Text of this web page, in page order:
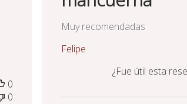
0
0
Muy recomendadas
Felipe
¿Fue útil esta